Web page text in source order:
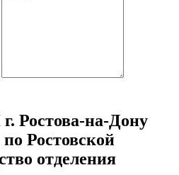
Ростова-на-Дону
Ростовской
отделения